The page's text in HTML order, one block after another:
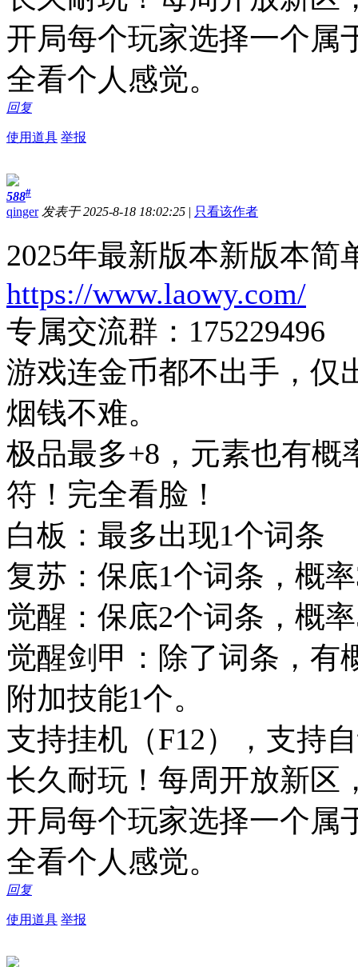
开局每个玩家选择一个属
全看个人感觉。
回复
使用道具 举报
588#
qinger 发表于 2025-8-18 18:02:25 | 只看该作者
2025年最新版本新版本简
https://www.laowy.com/
专属交流群：175229496
游戏连金币都不出手，仅
烟钱不难。
极品最多+8，元素也有概
符！完全看脸！
白板：最多出现1个词条
复苏：保底1个词条，概
觉醒：保底2个词条，概
觉醒剑甲：除了词条，有
附加技能1个。
支持挂机（F12），支持
长久耐玩！每周开放新区
开局每个玩家选择一个属
全看个人感觉。
回复
使用道具 举报